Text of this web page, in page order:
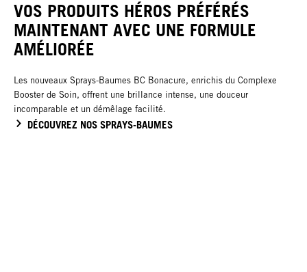
VOS PRODUITS HÉROS PRÉFÉRÉS
MAINTENANT AVEC UNE FORMULE
AMÉLIORÉE
Les nouveaux Sprays-Baumes BC Bonacure, enrichis du Complexe
Booster de Soin, offrent une brillance intense, une douceur
incomparable et un démêlage facilité.
DÉCOUVREZ NOS SPRAYS-BAUMES